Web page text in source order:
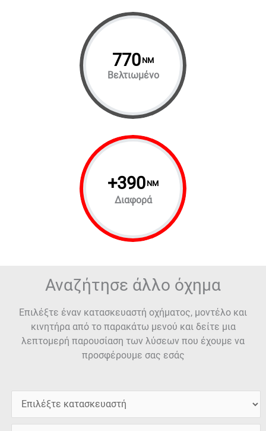
770 NM
Βελτιωμένο
+390 NM
Διαφορά
Αναζήτησε άλλο όχημα
Επιλέξτε έναν κατασκευαστή οχήματος, μοντέλο και
κινητήρα από το παρακάτω μενού και δείτε μια
λεπτομερή παρουσίαση των λύσεων που έχουμε να
προσφέρουμε σας εσάς